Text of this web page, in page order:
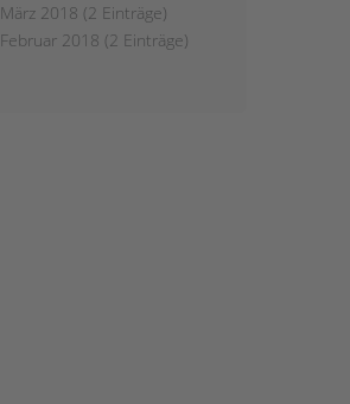
März 2018 (2 Einträge)
Februar 2018 (2 Einträge)